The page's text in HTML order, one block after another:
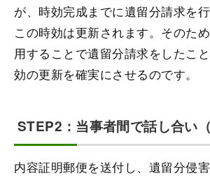
が、時効完成までに遺留分請求を行
この時効は更新されます。そのた
用することで遺留分請求をしたこ
効の更新を確実にさせるのです。
STEP2：当事者間で話し合い
内容証明郵便を送付し、遺留分侵